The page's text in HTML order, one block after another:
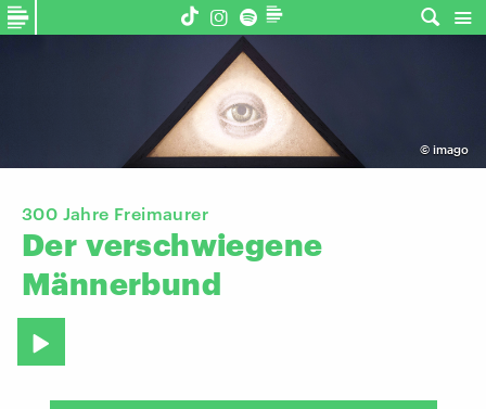
© imago
300 Jahre Freimaurer
Der verschwiegene
Männerbund